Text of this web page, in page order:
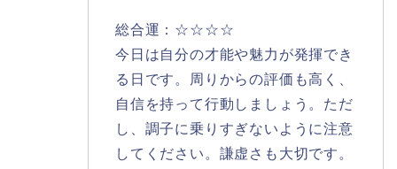
総合運：☆☆☆☆
今日は自分の才能や魅力が発揮でき
る日です。周りからの評価も高く、
自信を持って行動しましょう。ただ
し、調子に乗りすぎないように注意
してください。謙虚さも大切です。